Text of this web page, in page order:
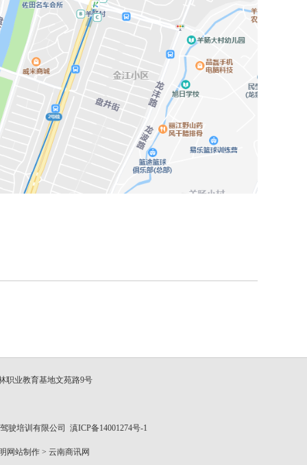
职业教育基地文苑路9号
驶培训有限公司 滇ICP备14001274号-1
网站制作 > 云南商讯网